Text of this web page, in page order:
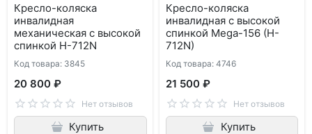
Кресло-коляска
инвалидная
механическая с высокой
спинкой H-712N
Код товара: 3845
20 800 ₽
Нет отзывов
Купить
Кресло-коляска
инвалидная с высокой
спинкой Mega-156 (H-
712N)
Код товара: 4746
21 500 ₽
Нет отзывов
Купить